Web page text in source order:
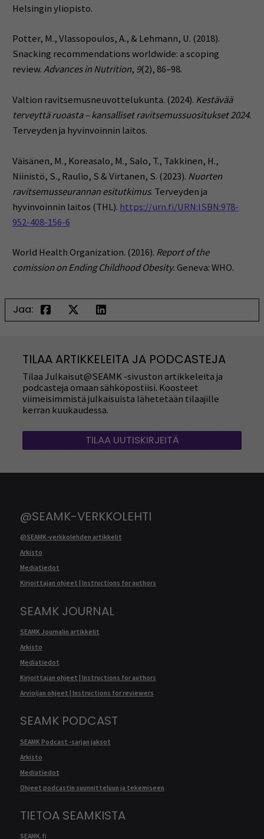
Helsingin yliopisto.
Potter, M., Vlassopoulos, A., & Lehmann, U. (2018).
Snacking recommendations worldwide: a scoping
review.Advances in Nutrition, 9(2), 86–98.
Valtion ravitsemusneuvottelukunta. (2024). Kestävää
terveyttä ruoasta – kansalliset ravitsemussuositukset 2024.
Terveyden ja hyvinvoinnin laitos.
Väisänen, M., Koreasalo, M., Salo, T., Takkinen, H.,
Niinistö, S., Raulio, S & Virtanen, S. (2023). Nuorten
ravitsemusseurannan esitutkimus. Terveyden ja
hyvinvoinnin laitos (THL). https://urn.fi/URN:ISBN:978-
952-408-156-6
World Health Organization. (2016). Report of the
comission on Ending Childhood Obesity. Geneva: WHO.
Jaa:
TILAA ARTIKKELEITA JA PODCASTEJA
Tilaa Julkaisut@SEAMK -sivuston artikkeleita ja
podcasteja omaan sähköpostiisi. Koosteet
viimeisimmistä julkaisuista lähetetään tilaajille
kerran kuukaudessa.
TILAA UUTISKIRJEITÄ
@SEAMK-VERKKOLEHTI
@SEAMK-verkkolehden artikkelit
Arkisto
Mediatiedot
Kirjoittajan ohjeet | Instructions for authors
SEAMK JOURNAL
SEAMK Journalin artikkelit
Arkisto
Mediatiedot
Kirjoittajan ohjeet | Instructions for authors
Arvioijan ohjeet | Instructions for reviewers
SEAMK PODCAST
SEAMK Podcast -sarjan jaksot
Arkisto
Mediatiedot
Ohjeet podcastin suunnitteluun ja tekemiseen
TIETOA SEAMKISTA
SEAMK.fi